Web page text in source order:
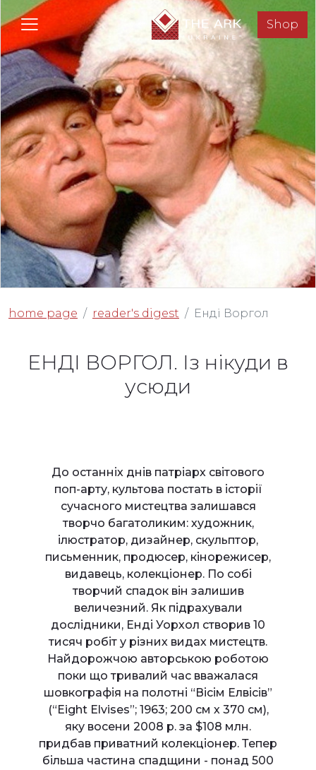
Shop
home page reader's digest Енді Воргол
ЕНДІ ВОРГОЛ. Із нікуди в
усюди
До останніх днів патріарх світового
поп-арту, культова постать в історії
сучасного мистецтва залишався
творчо багатоликим: художник,
ілюстратор, дизайнер, скульптор,
письменник, продюсер, кінорежисер,
видавець, колекціонер. По собі
творчий спадок він залишив
величезний. Як підрахували
дослідники, Енді Уорхол створив 10
тисяч робіт у різних видах мистецтв.
Найдорожчою авторською роботою
поки що тривалий час вважалася
шовкографія на полотні “Вісім Елвісів”
(“Eight Elvises”; 1963; 200 см х 370 см),
яку восени 2008 р. за $108 млн.
придбав приватний колекціонер. Тепер
більша частина спадщини - понад 500